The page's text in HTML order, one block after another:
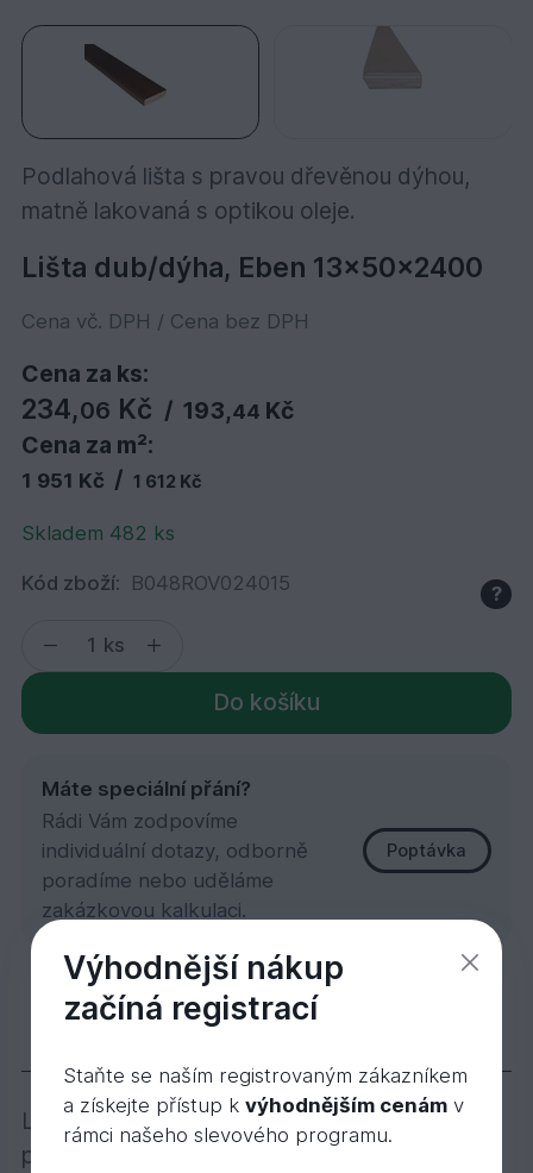
Podlahová lišta s pravou dřevěnou dýhou,
matně lakovaná s optikou oleje.
Lišta dub/dýha, Eben 13x50x2400
Cena vč. DPH / Cena bez DPH
Cena za ks:
234,06 Kč / 193,44 Kč
Cena za m²:
1 951 Kč / 1 612 Kč
Skladem 482 ks
Kód zboží: B048ROV024015 ?
ks
Do košíku
Máte speciální přání?
Rádi Vám zodpovíme
individuální dotazy, odborně
poradíme nebo uděláme
zakázkovou kalkulaci.
Poptávka
Lišta dub/dýha, Eben 13x50x2400
234, 06Kč
Lišta je vyrobena na nosném materiálu z
překližky s pravou dřevěnou dýhou z dubu a
Výhodnější nákup
začíná registrací
Staňte se naším registrovaným zákazníkem
a získejte přístup k výhodnějším cenámv
rámci našeho slevového programu.